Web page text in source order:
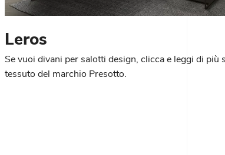
Leros
Se vuoi divani per salotti design, clicca e leggi di più
tessuto del marchio Presotto.